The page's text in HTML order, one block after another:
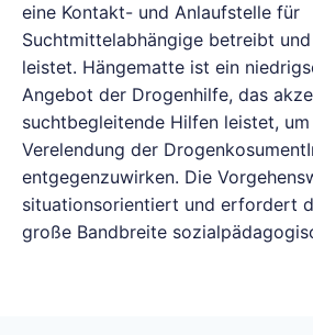
eine Kontakt- und Anlaufstelle für
Suchtmittelabhängige betreibt
leistet. Hängematte ist ein
Angebot der Drogenhilfe, das
suchtbegleitende Hilfen leistet,
Verelendung der
entgegenzuwirken. Die
situationsorientiert und erfordert
große Bandbreite